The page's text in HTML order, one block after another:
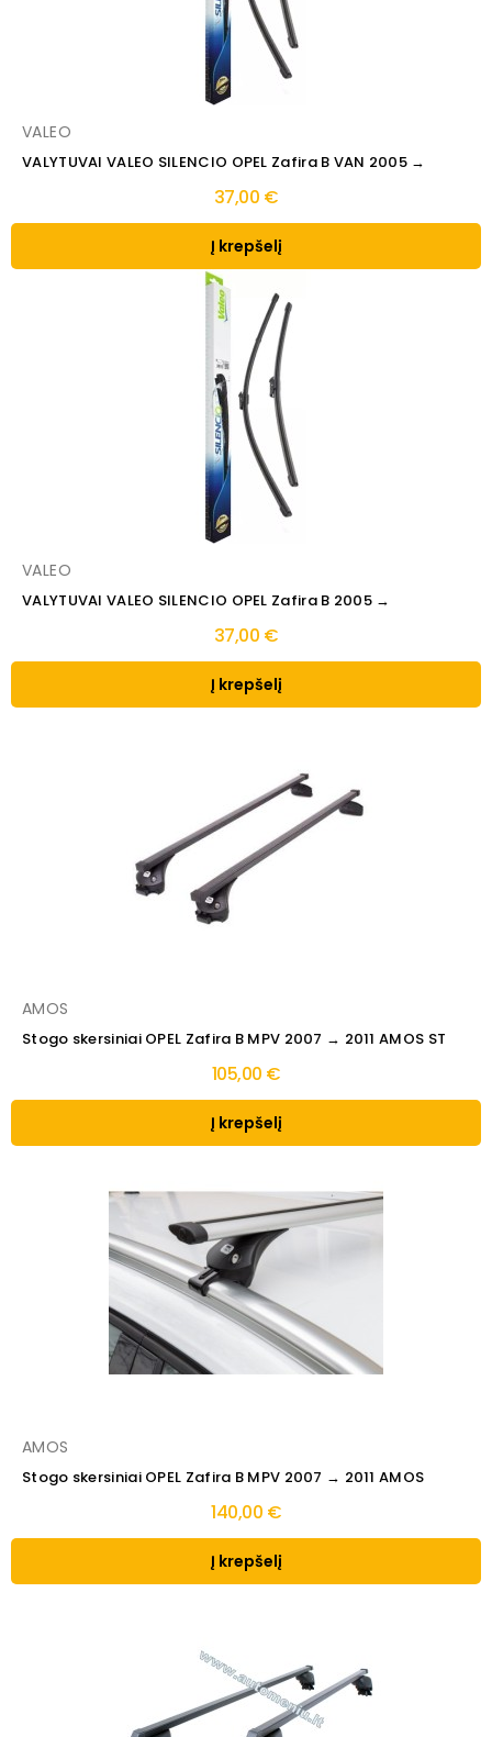
VALEO
VALYTUVAI VALEO SILENCIO OPEL Zafira B VAN 2005 →
37,00 €
Į krepšelį
VALEO
VALYTUVAI VALEO SILENCIO OPEL Zafira B 2005 →
37,00 €
Į krepšelį
AMOS
Stogo skersiniai OPEL Zafira B MPV 2007 → 2011 AMOS ST
105,00 €
Į krepšelį
AMOS
Stogo skersiniai OPEL Zafira B MPV 2007 → 2011 AMOS
140,00 €
Į krepšelį